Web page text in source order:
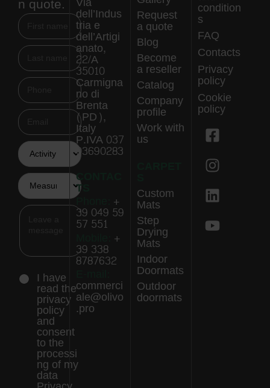
I have
read the
privacy
policy
and
consent
to the
processi
ng of my
data
dell’Indus
tria e
dell’Artigi
anato,
22/A
35010
Carmigna
no di
Brenta
(PD),
Italy
P.IVA 037
03690283
CONTAC
TS
Phone: +
39 049 59
57 551
+
39 338
8787632
commerci
ale@olivo
.pro
Request
a quote
Blog
Become
a reseller
Catalog
Company
profile
Work with
us
Custom
Mats
Step
Drying
Mats
Indoor
Doormats
Outdoor
doormats
condition
s
FAQ
Contacts
Privacy
policy
Cookie
policy